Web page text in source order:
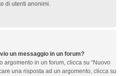
di utenti anonimi.
un messaggio in un forum?
argomento in un forum, clicca su “Nuovo
una risposta ad un argomento, clicca su